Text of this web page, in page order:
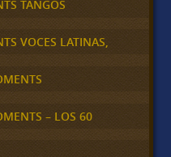
TANGOS
VOCES LATINAS,
– LOS 60